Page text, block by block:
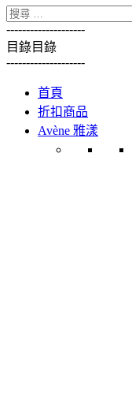
--------------------
目錄目錄
--------------------
首頁
折扣商品
Avène 雅漾